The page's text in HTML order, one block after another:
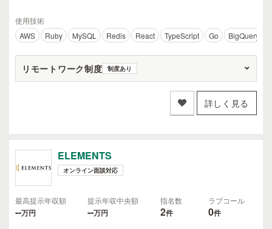
使用技術
AWS
Ruby MySQL Redis React TypeScript Go BigQuery
リモートワーク制度 制度あり
詳しく見る
ELEMENTS
オンライン面談対応
最高提示年収額
--万円
提示年収中央額
--万円
指名数
2件
ラブコール
0件